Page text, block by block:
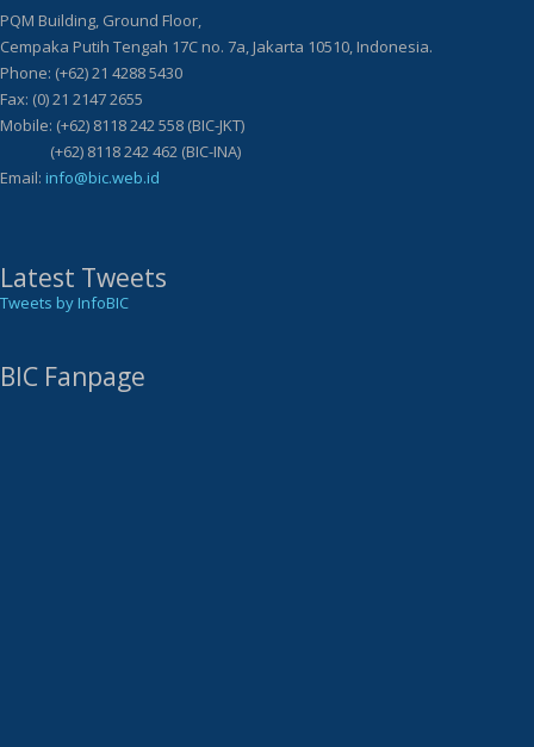
PQM Building, Ground Floor,
Cempaka Putih Tengah 17C no. 7a, Jakarta 10510, Indonesia.
Phone: (+62) 21 4288 5430
Fax: (0) 21 2147 2655
Mobile: (+62) 8118 242 558 (BIC-JKT)
(+62) 8118 242 462 (BIC-INA)
Email: info@bic.web.id
Latest Tweets
Tweets by InfoBIC
BIC Fanpage